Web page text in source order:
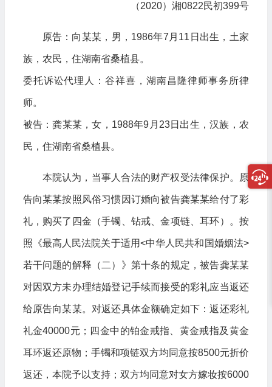
（2020）湘0822民初399号
原告：向某某，男，1986年7月11日出生，土家
族，农民，住湖南省桑植县。
委托诉讼代理人：谷祥喜，湖南昌隆律师事务所律
师。
被告：龚某某，女，1988年9月23日出生，汉族，农
民，住湖南省桑植县。
本院认为，当事人合法的财产权受法律保护。原
告向某某按照风俗习惯因订婚向被告龚某某给付了彩
礼，购买了四金（手镯、钻戒、金项链、耳环）。按
照《最高人民法院关于适用<中华人民共和国婚姻法>
若干问题的解释（二）》第十条的规定，被告龚某某
对因双方未办理结婚登记手续而接受的彩礼应当返还
给原告向某某。对返还具体金额确定如下：返还彩礼
礼金40000元；四金中的铂金戒指、黄金戒指及黄金
耳环返还原物；手镯和项链双方均同意按8500元折价
返还，本院予以支持；双方均同意对女方嫁妆按6000